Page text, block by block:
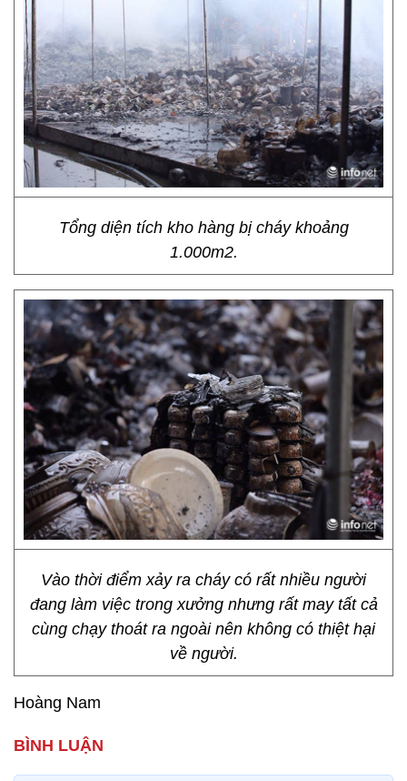
Tổng diện tích kho hàng bị cháy khoảng
1.000m2.
Vào thời điểm xảy ra cháy có rất nhiều người
đang làm việc trong xưởng nhưng rất may tất cả
cùng chạy thoát ra ngoài nên không có thiệt hại
về người.
Hoàng Nam